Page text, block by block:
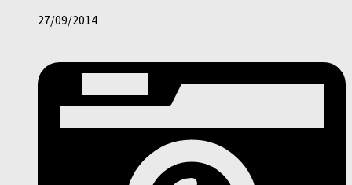
27/09/2014